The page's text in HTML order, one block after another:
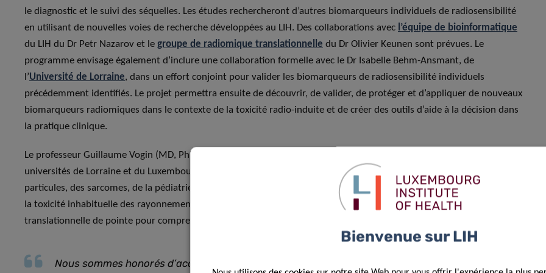
le diagnostic et le suivi des séquelles. Les études rechercheront d’autres biomarqueurs individuels de radiosensibilité
en utilisant de nouvelles voies de recherche développées au LIH. Des collaborations avec l’équipe de bioinformatique
du LIH du Dr Petr Nazarov et le groupe de radiomique translationnelle du Dr Olivier Keunen sont prévues. Le
programme envisage également d’inclure une collaboration formelle avec le Dr Isabelle Behm-Ansmant, de
l’Université de Lorraine, dans un effort conjoint pour valider les biomarqueurs de radiosensibilité individuels
précédemment identifiés. Le projet permettra ensuite de découvrir, de valider, de protéger et d’appliquer de nouveaux
biomarqueurs radiomiques dans le contexte de la toxicité radio-induite et de créer des outils d’aide à la décision dans
la pratique clinique.
Le professeur Guillaume Vogin (MD, PhD), Directeur général et médical du Centre François Baclesse, est professeur aux
universités de Lorraine et du Luxembourg. Il apporte au LIH son expertise dans les domaines de la radiothérapie par
particules, des sarcomes, de la pédiatrie et des tumeurs malignes du système nerveux central, avec une spécialité dans
la toxicité inhabituelle des rayonnements ou la radiosensibilité suspectée. Il a une grande expérience de la recherche
translationnelle de pointe pour comprendre les effets des rayonnements sur l’ARN.
Nous sommes honorés d’accueillir le Prof Vogin dans notre département. Le
Bienvenue sur LIH